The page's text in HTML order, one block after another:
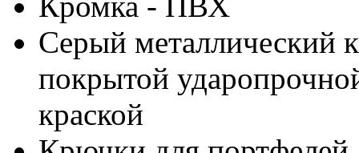
Серый металлический
покрытой
краской